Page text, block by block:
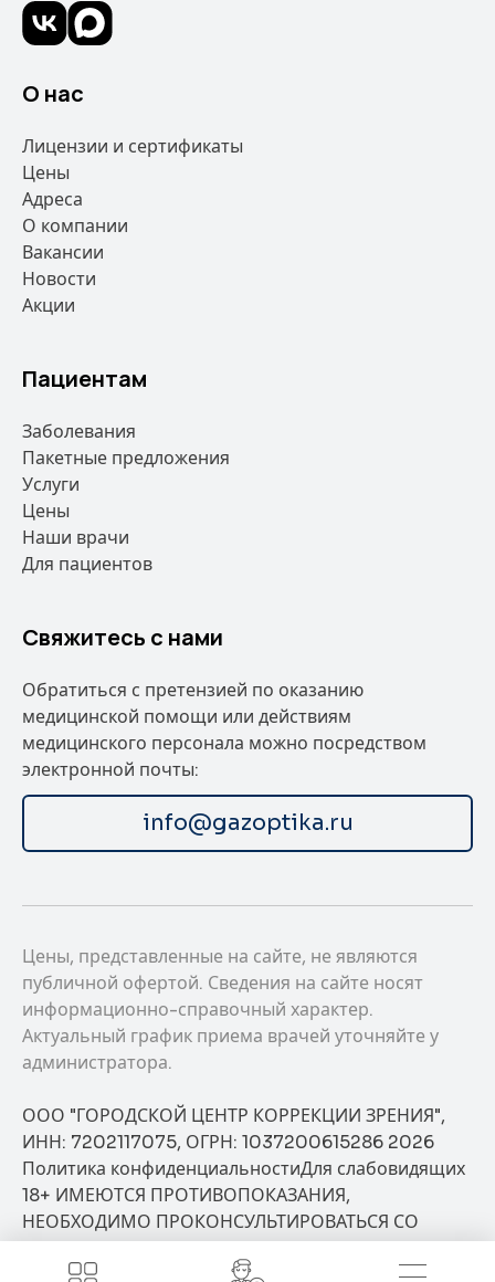
О нас
Лицензии и сертификаты
Цены
Адреса
О компании
Вакансии
Новости
Акции
Пациентам
Заболевания
Пакетные предложения
Услуги
Цены
Наши врачи
Для пациентов
Свяжитесь с нами
Обратиться с претензией по оказанию
медицинской помощи или действиям
медицинского персонала можно посредством
электронной почты:
info@gazoptika.ru
Цены, представленные на сайте, не являются
публичной офертой. Сведения на сайте носят
информационно-справочный характер.
Актуальный график приема врачей уточняйте у
администратора.
ООО "ГОРОДСКОЙ ЦЕНТР КОРРЕКЦИИ ЗРЕНИЯ",
ИНН: 7202117075, ОГРН: 1037200615286 2026
Политика конфиденциальностиДля слабовидящих
18+ ИМЕЮТСЯ ПРОТИВОПОКАЗАНИЯ,
НЕОБХОДИМО ПРОКОНСУЛЬТИРОВАТЬСЯ СО
СПЕЦИАЛИСТОМ